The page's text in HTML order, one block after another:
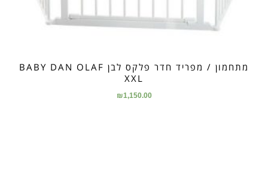
מתחמון / מפריד חדר פלקס לבן BABY DAN OLAF
XXL
₪1,150.00